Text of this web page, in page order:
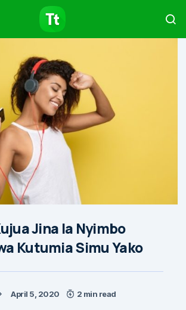
Jina la Nyimbo
Kutumia Simu Yako
April 5, 2020 2 min read
Articles
start searching…